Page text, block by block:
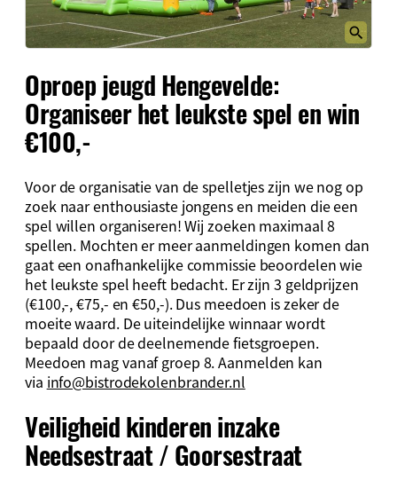
Oproep jeugd Hengevelde:
Organiseer het leukste spel en win
€100,-
Voor de organisatie van de spelletjes zijn we nog op
zoek naar enthousiaste jongens en meiden die een
spel willen organiseren! Wij zoeken maximaal 8
spellen. Mochten er meer aanmeldingen komen dan
gaat een onafhankelijke commissie beoordelen wie
het leukste spel heeft bedacht. Er zijn 3 geldprijzen
(€100,-, €75,- en €50,-). Dus meedoen is zeker de
moeite waard. De uiteindelijke winnaar wordt
bepaald door de deelnemende fietsgroepen.
Meedoen mag vanaf groep 8. Aanmelden kan
via info@bistrodekolenbrander.nl
Veiligheid kinderen inzake
Needsestraat / Goorsestraat